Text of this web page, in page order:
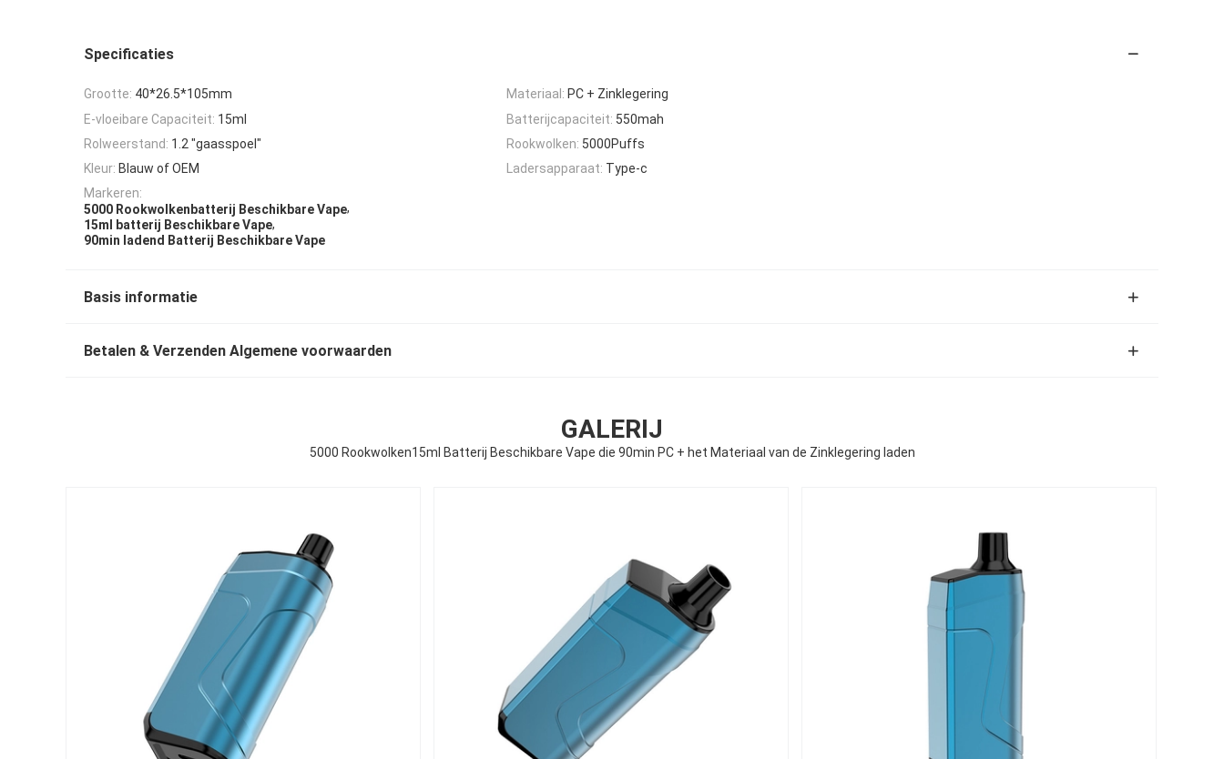
Specificaties
Grootte: 40*26.5*105mm Materiaal: PC + Zinklegering
E-vloeibare Capaciteit: 15ml Batterijcapaciteit: 550mah
Rolweerstand: 1.2 "gaasspoel" Rookwolken: 5000Puffs
Kleur: Blauw of OEM Ladersapparaat: Type-c
Markeren:
5000 Rookwolkenbatterij Beschikbare Vape,
15ml batterij Beschikbare Vape,
90min ladend Batterij Beschikbare Vape
Basis informatie
Betalen & Verzenden Algemene voorwaarden
GALERIJ
5000 Rookwolken15ml Batterij Beschikbare Vape die 90min PC + het Materiaal van de Zinklegering laden